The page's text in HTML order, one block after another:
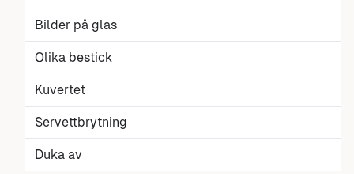
Bilder på glas
Olika bestick
Kuvertet
Servettbrytning
Duka av